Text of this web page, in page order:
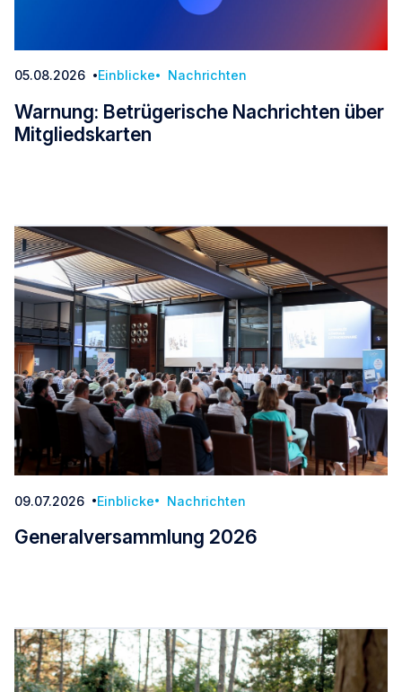
Datum:
05.08.2026 Einblicke Nachrichten
Warnung: Betrügerische Nachrichten über
Mitgliedskarten
Datum:
09.07.2026 Einblicke Nachrichten
Generalversammlung 2026